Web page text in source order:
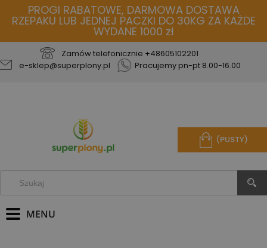
PROGI RABATOWE, DARMOWA DOSTAWA
RZEPAKU LUB JEDNEJ PACZKI DO 30KG ZA KAŻDE
WYDANE 1000 zł
Zamów telefonicznie +48605102201
e-sklep@superplony.pl
Pracujemy pn-pt 8.00-16.00
(PUSTY)